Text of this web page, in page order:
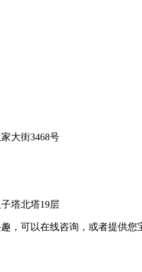
大街3468号
塔北塔19层
，可以在线咨询，或者提供您